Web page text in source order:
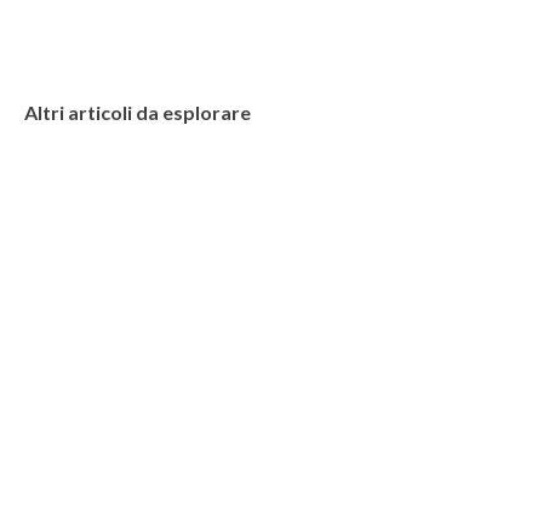
Altri articoli da esplorare